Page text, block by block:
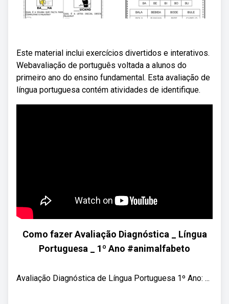
Este material inclui exercícios divertidos e interativos.
Webavaliação de português voltada a alunos do
primeiro ano do ensino fundamental. Esta avaliação de
língua portuguesa contém atividades de identifique.
Como fazer Avaliação Diagnóstica _ Língua
Portuguesa _ 1º Ano #animalfabeto
Avaliação Diagnóstica de Língua Portuguesa 1º Ano: ...